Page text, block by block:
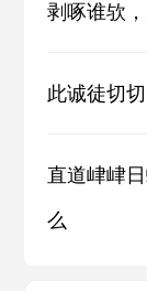
剥啄谁欤
此诚徒切
直道峍峍
么